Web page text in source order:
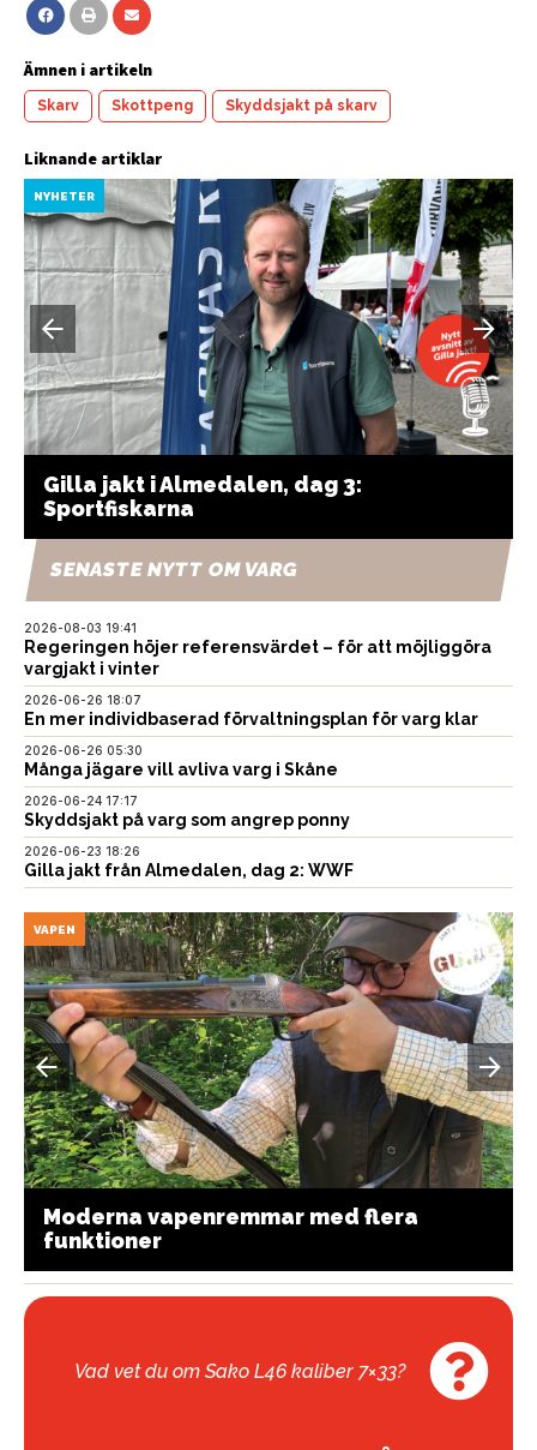
Ämnen i artikeln
Skarv Skottpeng Skyddsjakt på skarv
Liknande artiklar
NYHETER
Gilla jakt i Almedalen, dag 3:
Sportfiskarna
SENASTE NYTT OM VARG
2026-08-03 19:41
Regeringen höjer referensvärdet – för att möjliggöra
vargjakt i vinter
2026-06-26 18:07
En mer individbaserad förvaltningsplan för varg klar
2026-06-26 05:30
Många jägare vill avliva varg i Skåne
2026-06-24 17:17
Skyddsjakt på varg som angrep ponny
2026-06-23 18:26
Gilla jakt från Almedalen, dag 2: WWF
VAPEN
Moderna vapenremmar med flera
funktioner
Vad vet du om Sako L46 kaliber 7×33?